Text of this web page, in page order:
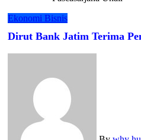
Ekonomi Bisnis
Dirut Bank Jatim Terima